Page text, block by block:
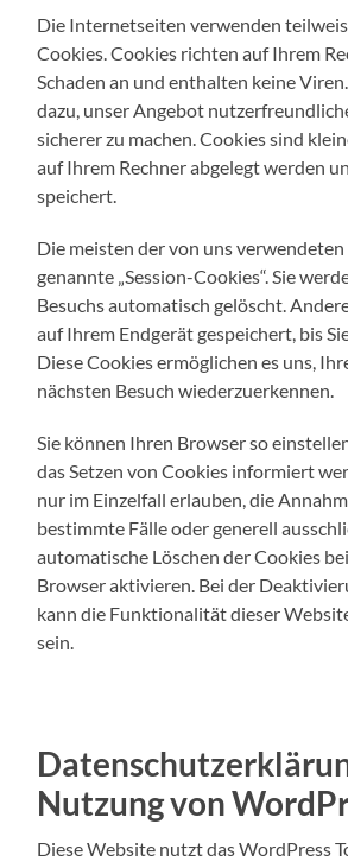
Die Internetseiten verwenden
Cookies. Cookies richten auf Ihrem
Schaden an und enthalten keine
dazu, unser Angebot
sicherer zu machen. Cookies sind
auf Ihrem Rechner abgelegt werden
speichert.
Die meisten der von uns
genannte „Session-Cookies“. Sie
Besuchs automatisch gelöscht.
auf Ihrem Endgerät gespeichert, bis
Diese Cookies ermöglichen es uns,
nächsten Besuch wiederzuerkennen.
Sie können Ihren Browser so
das Setzen von Cookies informiert
nur im Einzelfall erlauben, die
bestimmte Fälle oder generell
automatische Löschen der Cookies
Browser aktivieren. Bei der
kann die Funktionalität dieser
sein.
Nutzung von
Diese Website nutzt das WordPress